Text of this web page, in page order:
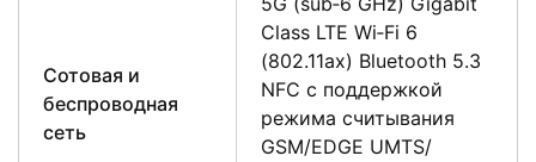
Сотовая и
беспроводная
сеть
Class LTE Wi‑Fi 6
(802.11ax) Bluetooth 5.3
NFC с поддержкой
режима считывания
GSM/EDGE UMTS/​